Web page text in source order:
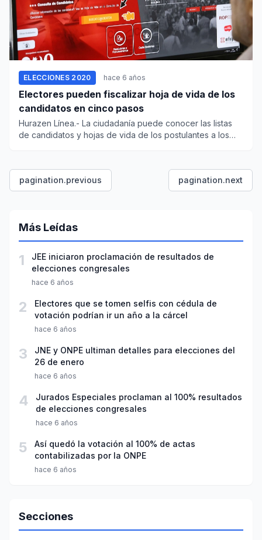
ELECCIONES 2020 hace 6 años
Electores pueden fiscalizar hoja de vida de los
candidatos en cinco pasos
Hurazen Línea.- La ciudadanía puede conocer las listas
de candidatos y hojas de vida de los postulantes a los
pagination.previous pagination.next
Más Leídas
1
JEE iniciaron proclamación de resultados de
elecciones congresales
hace 6 años
2
Electores que se tomen selfis con cédula de
votación podrían ir un año a la cárcel
hace 6 años
3
JNE y ONPE ultiman detalles para elecciones del
26 de enero
hace 6 años
4
Jurados Especiales proclaman al 100% resultados
de elecciones congresales
hace 6 años
5
Así quedó la votación al 100% de actas
contabilizadas por la ONPE
hace 6 años
Secciones